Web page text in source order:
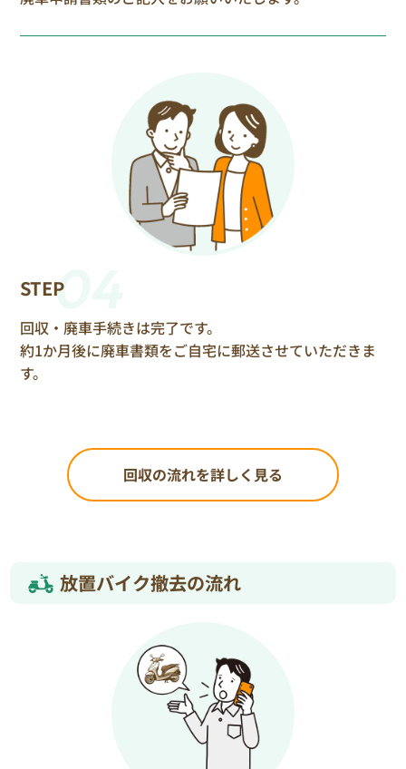
STEP04
回収・廃車手続きは完了です。
約1か月後に廃車書類をご自宅に郵送させていただきま
す。
回収の流れを詳しく見る
放置バイク撤去の流れ